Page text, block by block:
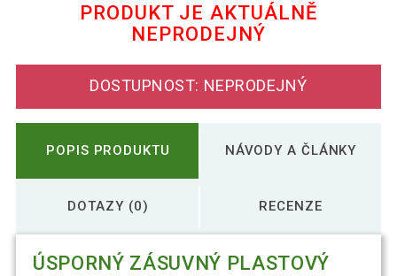
PRODUKT JE AKTUÁLNĚ
NEPRODEJNÝ
DOSTUPNOST: NEPRODEJNÝ
POPIS PRODUKTU NÁVODY A ČLÁNKY
DOTAZY (0) RECENZE
ÚSPORNÝ ZÁSUVNÝ PLASTOVÝ